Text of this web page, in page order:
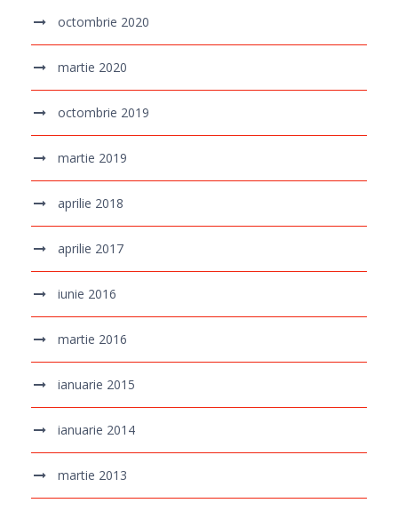
octombrie 2020
martie 2020
octombrie 2019
martie 2019
aprilie 2018
aprilie 2017
iunie 2016
martie 2016
ianuarie 2015
ianuarie 2014
martie 2013